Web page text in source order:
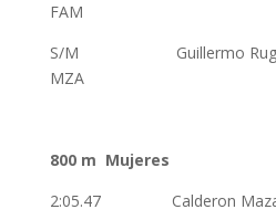
FAM
S/M
MZA
800 m
2:05.47 Calderon